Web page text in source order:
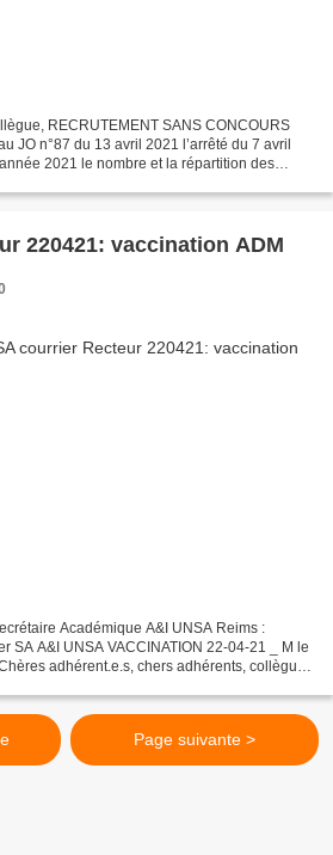
RECRUTEMENT SANS CONCOURS
JO n°87 du 13 avril 2021 l’arrêté du 7 avril
2021 le nombre et la répartition des
220421: vaccination ADM
Académique A&I UNSA Reims :
adhérent.e.s, chers adhérents, collègues
Page suivante >